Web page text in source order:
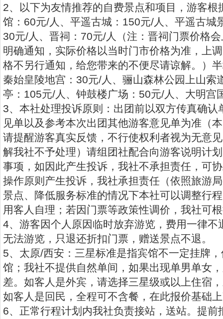
2、以下为友情推荐的自费景点和项目，游客
馆：60元/人、平遥古城：150元/人、平遥古城
30元/人、晋祠：70元/人（注：晋祠门票价格
明确通知，实际价格以当时门市价格为准，上
格不另行通知，给您带来的不便尽请谅解。）
秦始皇陵地宫：30元/人、骊山森林公园上山索
亭：105元/人、钟鼓楼广场：50元/人、大明宫
3、本社处理投诉原则：出团前以双方传真确
见单以及参考本次出团其他游客意见单为准（
请提醒游客真实反馈，不行使权利者视为无意
解我社不予处理）请组团社配合向游客说明计
事项，如因此产生投诉，我社不承担责任，可
操作原则产生投诉，我社承担责任（依照旅游
景点、降低服务标准的情况下本社可以调整行
用客人自理；若因门票等政策性调价，我社可
4、游客因个人原因临时放弃游览，费用一律不
无法游览，只退还折扣门票，赠送景点不退。
5、太原/西安：三星标准是指宾馆不一定挂牌
馆；我社不提供自然单间，如果出现单男单女
差。如客人是外宾，请选择三星级或以上住宿
如客人是回民，全程可不含餐，在此报价基础
6、正常行程计划内我社负责接站，送站。提